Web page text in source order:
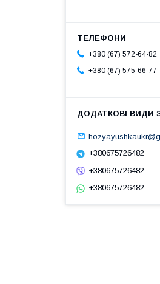
+380 (67) 572-64-82
+380 (67) 575-66-77
+380675726482
+380675726482
+380675726482